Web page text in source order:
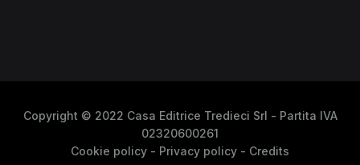
Copyright © 2022 Casa Editrice Tredieci Srl - Partita IVA
02320600261
Cookie policy - Privacy policy - Credits